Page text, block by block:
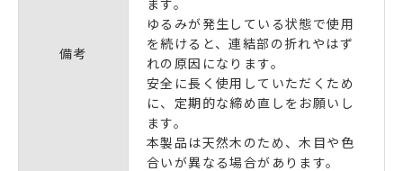
備考
ゆるみが発生している状態で使用
を続けると、連結部の折れやはず
れの原因になります。
安全に長く使用していただくため
に、定期的な締め直しをお願いし
ます。
本製品は天然木のため、木目や色
合いが異なる場合があります。